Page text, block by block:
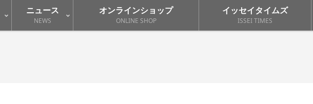
ニュース
NEWS
オンラインショップ
ONLINE SHOP
イッセイタイムズ
ISSEI TIMES